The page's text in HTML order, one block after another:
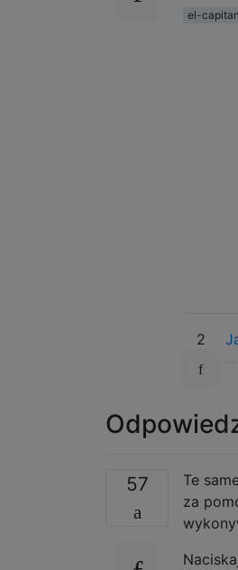
el-capitan
2
57
Te
za